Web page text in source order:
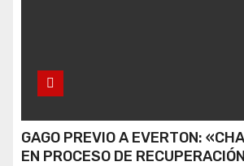
GAGO PREVIO A EVERTON:
EN PROCESO DE